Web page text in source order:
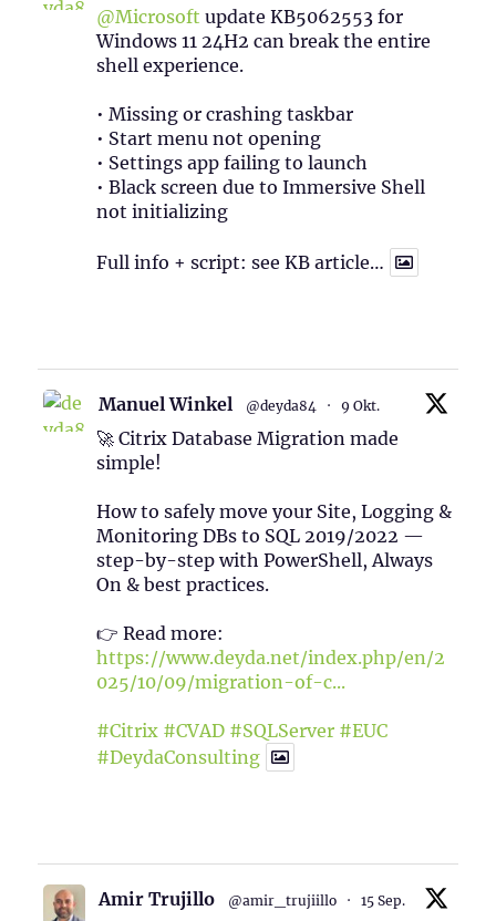
@Microsoft update KB5062553 for
Windows 11 24H2 can break the entire
shell experience.
• Missing or crashing taskbar
• Start menu not opening
• Settings app failing to launch
• Black screen due to Immersive Shell
not initializing
Full info + script: see KB article…
Manuel Winkel @deyda84 · 9 Okt.
🚀 Citrix Database Migration made
simple!
How to safely move your Site, Logging &
Monitoring DBs to SQL 2019/2022 —
step-by-step with PowerShell, Always
On & best practices.
👉 Read more:
https://www.deyda.net/index.php/en/2
025/10/09/migration-of-c...
#Citrix #CVAD #SQLServer #EUC
#DeydaConsulting
Amir Trujillo @amir_trujiillo · 15 Sep.